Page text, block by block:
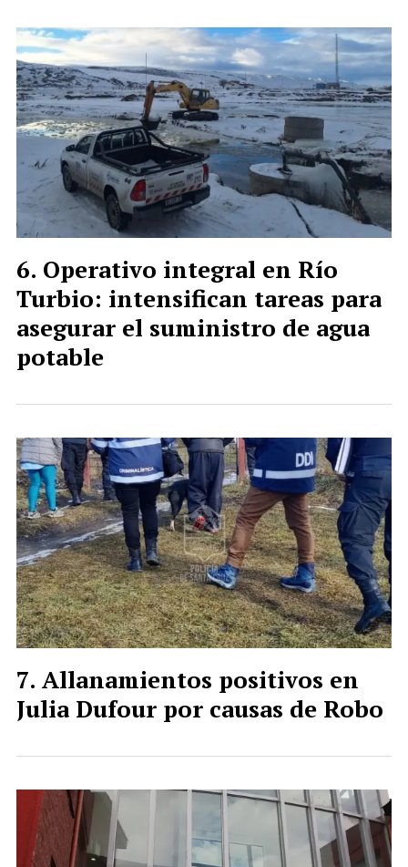
Operativo integral en Río
Turbio: intensifican tareas para
asegurar el suministro de agua
potable
Allanamientos positivos en
Julia Dufour por causas de Robo